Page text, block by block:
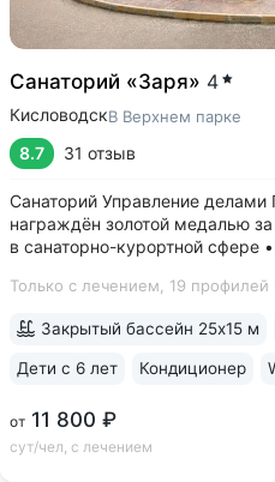
Санаторий «Заря» 4
КисловодскВ Верхнем парке
8.7 31 отзыв
Санаторий Управление
награждён золотой медалью
в санаторно-курортной сфере
микроклиматом на высоте
Только с лечением, 19 профилей
от 11 800 ₽
сут/чел, с лечением
Закрытый бассейн 25x15 м
Дети с 6 лет Кондиционер
ещё 6